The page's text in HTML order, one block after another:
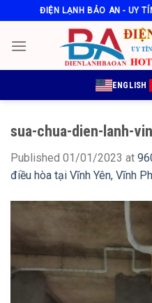
to
content
ĐIỆN LẠNH BẢO AN - UY
ENGLISH
sua-chua-dien-lanh-
Published 01/01/2023 at
điều hòa tại Vĩnh Yên, Vĩnh